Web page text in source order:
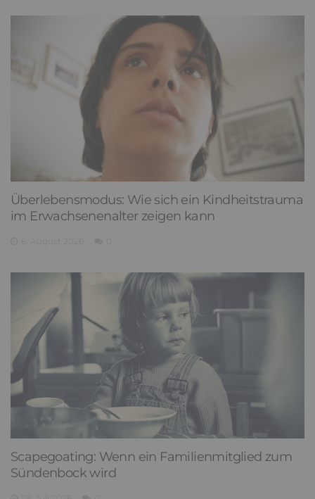
Überlebensmodus: Wie sich ein Kindheitstrauma
im Erwachsenenalter zeigen kann
Scapegoating: Wenn ein Familienmitglied zum
Sündenbock wird